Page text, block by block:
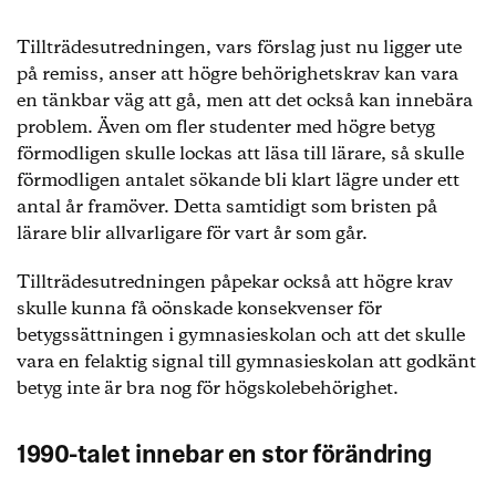
Tillträdesutredningen, vars förslag just nu ligger ute
på remiss, anser att högre behörighetskrav kan vara
en tänkbar väg att gå, men att det också kan innebära
problem. Även om fler studenter med högre betyg
förmodligen skulle lockas att läsa till lärare, så skulle
förmodligen antalet sökande bli klart lägre under ett
antal år framöver. Detta samtidigt som bristen på
lärare blir allvarligare för vart år som går.
Tillträdesutredningen påpekar också att högre krav
skulle kunna få oönskade konsekvenser för
betygssättningen i gymnasieskolan och att det skulle
vara en felaktig signal till gymnasieskolan att godkänt
betyg inte är bra nog för högskolebehörighet.
1990-talet innebar en stor förändring